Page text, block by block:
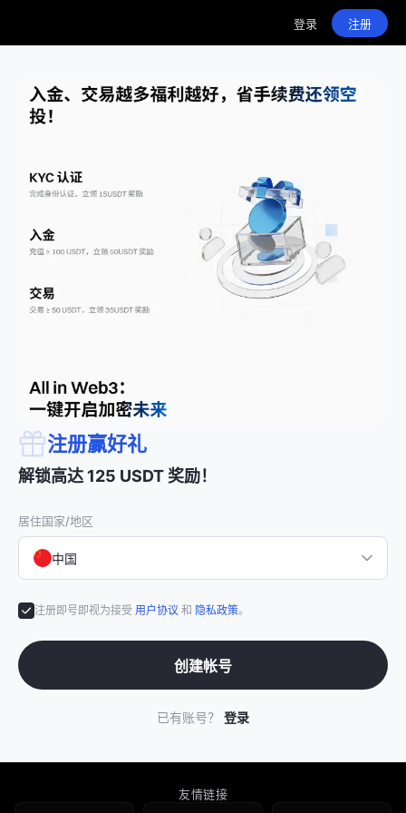
登录 注册
注册赢好礼
解锁高达 125 USDT 奖励！
居住国家/地区
中国
注册即号即视为接受 用户协议 和 隐私政策。
创建帐号
已有账号？ 登录
友情链接